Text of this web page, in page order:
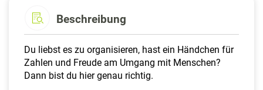
Beschreibung
Du liebst es zu organisieren, hast ein Händchen für
Zahlen und Freude am Umgang mit Menschen?
Dann bist du hier genau richtig.